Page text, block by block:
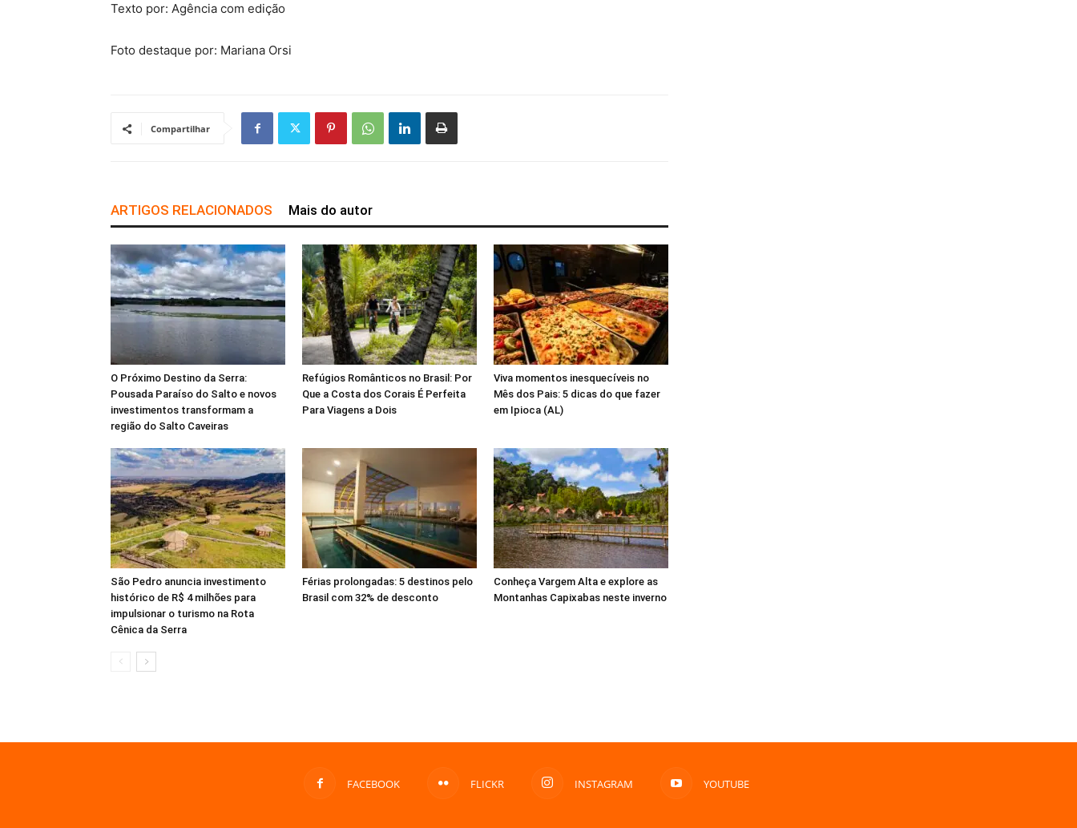
Texto por: Agência com edição
Foto destaque por: Mariana Orsi
Compartilhar
ARTIGOS RELACIONADOS Mais do autor
O Próximo Destino da Serra:
Pousada Paraíso do Salto e novos
investimentos transformam a
região do Salto Caveiras
Refúgios Românticos no Brasil: Por
Que a Costa dos Corais É Perfeita
Para Viagens a Dois
Viva momentos inesquecíveis no
Mês dos Pais: 5 dicas do que fazer
em Ipioca (AL)
São Pedro anuncia investimento
histórico de R$ 4 milhões para
impulsionar o turismo na Rota
Cênica da Serra
Férias prolongadas: 5 destinos pelo
Brasil com 32% de desconto
Conheça Vargem Alta e explore as
Montanhas Capixabas neste inverno
FACEBOOK FLICKR INSTAGRAM YOUTUBE